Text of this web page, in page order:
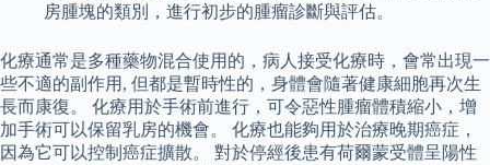
房腫塊的類別，進行初步的腫瘤診斷與評估。
化療通常是多種藥物混合使用的，病人接受化療時，會常出現一
些不適的副作用, 但都是暫時性的，身體會隨著健康細胞再次生
長而康復。 化療用於手術前進行，可令惡性腫瘤體積縮小，增
加手術可以保留乳房的機會。 化療也能夠用於治療晚期癌症，
因為它可以控制癌症擴散。 對於停經後患有荷爾蒙受體呈陽性